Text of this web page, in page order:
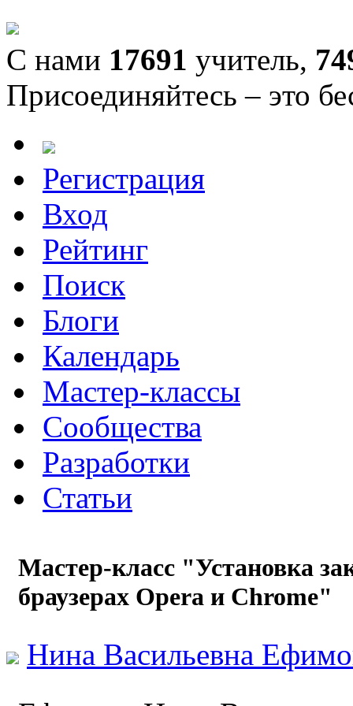
С нами 17691 учитель,
Присоединяйтесь – это
Регистрация
Вход
Рейтинг
Поиск
Блоги
Календарь
Мастер-классы
Сообщества
Разработки
Статьи
Мастер-класс "Установка
браузерах Opera и Chrome"
Нина Васильевна